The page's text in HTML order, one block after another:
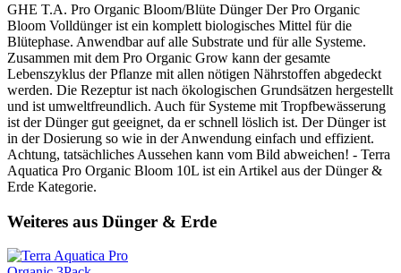
GHE T.A. Pro Organic Bloom/Blüte Dünger Der Pro Organic
Bloom Volldünger ist ein komplett biologisches Mittel für die
Blütephase. Anwendbar auf alle Substrate und für alle Systeme.
Zusammen mit dem Pro Organic Grow kann der gesamte
Lebenszyklus der Pflanze mit allen nötigen Nährstoffen abgedeckt
werden. Die Rezeptur ist nach ökologischen Grundsätzen hergestellt
und ist umweltfreundlich. Auch für Systeme mit Tropfbewässerung
ist der Dünger gut geeignet, da er schnell löslich ist. Der Dünger ist
in der Dosierung so wie in der Anwendung einfach und effizient.
Achtung, tatsächliches Aussehen kann vom Bild abweichen! - Terra
Aquatica Pro Organic Bloom 10L ist ein Artikel aus der Dünger &
Erde Kategorie.
Weiteres aus Dünger & Erde